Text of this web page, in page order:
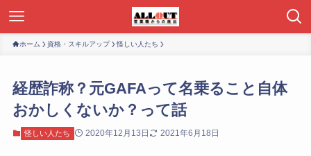
ホーム 資格・スキルアップ 怪しい人たち
経歴詐称？元GAFAって名乗ること自体
おかしくないか？って話
怪しい人たち 2020年12月13日 2021年6月18日